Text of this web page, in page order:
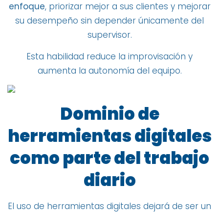
enfoque, priorizar mejor a sus clientes y mejorar
su desempeño sin depender únicamente del
supervisor.
Esta habilidad reduce la improvisación y
aumenta la autonomía del equipo.
Dominio de
herramientas digitales
como parte del trabajo
diario
El uso de herramientas digitales dejará de ser un